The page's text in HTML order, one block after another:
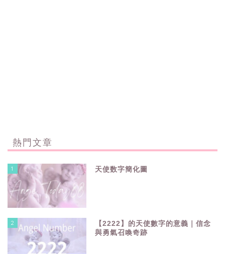
熱門文章
1 天使数字簡化圖
2
【2222】的天使數字的意義｜信念
與勇氣召喚奇跡